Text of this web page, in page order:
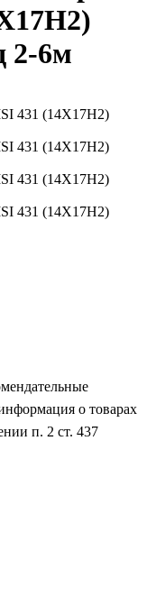
2-6м
о товарах
п. 2 ст. 437